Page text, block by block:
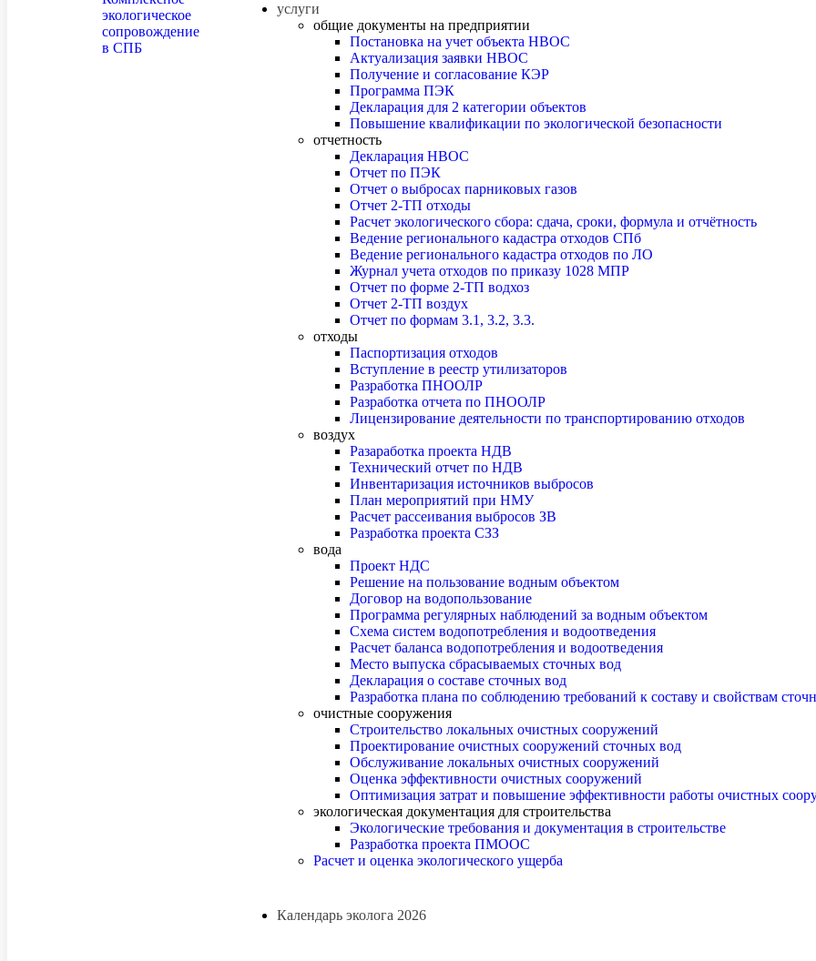
услуги
общие документы на предприятии
Постановка на учет объекта НВОС
Актуализация заявки НВОС
Получение и согласование КЭР
Программа ПЭК
Декларация для 2 категории объектов
Повышение квалификации по экологической безопасности
отчетность
Декларация НВОС
Отчет по ПЭК
Отчет о выбросах парниковых газов
Отчет 2-ТП отходы
Расчет экологического сбора: сдача, сроки, формула и отчётность
Ведение регионального кадастра отходов СПб
Ведение регионального кадастра отходов по ЛО
Журнал учета отходов по приказу 1028 МПР
Отчет по форме 2-ТП водхоз
Отчет 2-ТП воздух
Отчет по формам 3.1, 3.2, 3.3.
отходы
Паспортизация отходов
Вступление в реестр утилизаторов
Разработка ПНООЛР
Разработка отчета по ПНООЛР
Лицензирование деятельности по транспортированию отходов
воздух
Разаработка проекта НДВ
Технический отчет по НДВ
Инвентаризация источников выбросов
План мероприятий при НМУ
Расчет рассеивания выбросов ЗВ
Разработка проекта СЗЗ
вода
Проект НДС
Решение на пользование водным объектом
Договор на водопользование
Программа регулярных наблюдений за водным объектом
Схема систем водопотребления и водоотведения
Расчет баланса водопотребления и водоотведения
Место выпуска сбрасываемых сточных вод
Декларация о составе сточных вод
Разработка плана по соблюдению требований к составу и свойствам
очистные сооружения
Строительство локальных очистных сооружений
Проектирование очистных сооружений сточных вод
Обслуживание локальных очистных сооружений
Оценка эффективности очистных сооружений
Оптимизация затрат и повышение эффективности работы очистных
экологическая документация для строительства
Экологические требования и документация в строительстве
Разработка проекта ПМООС
Расчет и оценка экологического ущерба
Календарь эколога 2026